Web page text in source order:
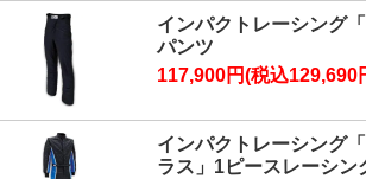
インパクトレーシング「
パンツ
117,900円(税込129,690
インパクトレーシング
ラス」1ピースレーシン